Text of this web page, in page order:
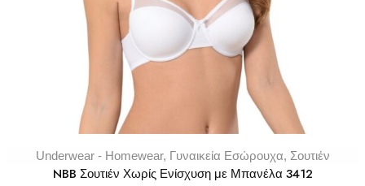
Underwear - Homewear, Γυναικεία Εσώρουχα, Σουτιέν
NBB Σουτιέν Χωρίς Ενίσχυση με Μπανέλα 3412